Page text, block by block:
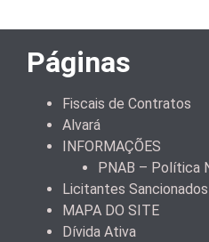
Páginas
Fiscais de Contratos
Alvará
INFORMAÇÕES
PNAB – Política
Licitantes Sancionados
MAPA DO SITE
Dívida Ativa